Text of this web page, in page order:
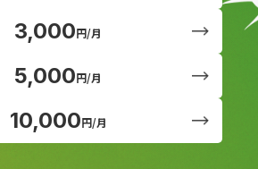
3,000円/月
5,000円/月
10,000円/月